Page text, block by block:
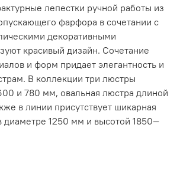
лепестки ручной работы из
фарфора в сочетании с
декоративными
красивый дизайн. Сочетание
и форм придает элегантность и
В коллекции три люстры
и 780 мм, овальная люстра длиной
в линии присутствует шикарная
диаметре 1250 мм и высотой 1850—